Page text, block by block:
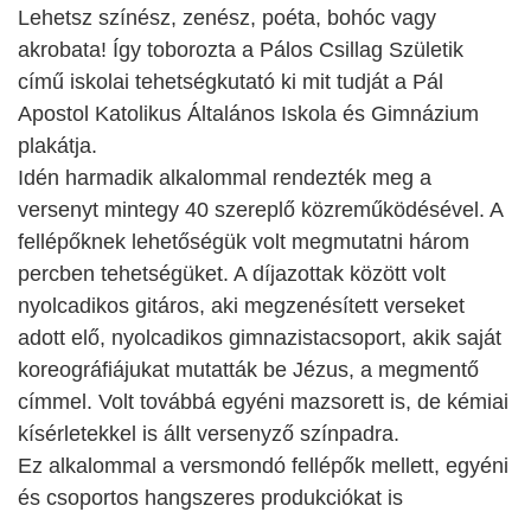
Lehetsz színész, zenész, poéta, bohóc vagy
akrobata! Így toborozta a Pálos Csillag Születik
című iskolai tehetségkutató ki mit tudját a Pál
Apostol Katolikus Általános Iskola és Gimnázium
plakátja.
Idén harmadik alkalommal rendezték meg a
versenyt mintegy 40 szereplő közreműködésével. A
fellépőknek lehetőségük volt megmutatni három
percben tehetségüket. A díjazottak között volt
nyolcadikos gitáros, aki megzenésített verseket
adott elő, nyolcadikos gimnazistacsoport, akik saját
koreográfiájukat mutatták be Jézus, a megmentő
címmel. Volt továbbá egyéni mazsorett is, de kémiai
kísérletekkel is állt versenyző színpadra.
Ez alkalommal a versmondó fellépők mellett, egyéni
és csoportos hangszeres produkciókat is